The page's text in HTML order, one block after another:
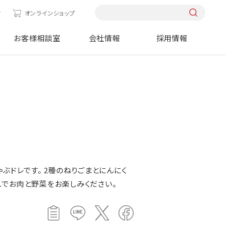
オンラインショップ
お客様相談室 会社情報 採用情報
ドレです。 2種のねりごまとにんにく
お肉と野菜をお楽しみください。